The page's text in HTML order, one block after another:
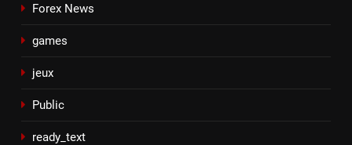
Forex News
games
jeux
Public
ready_text